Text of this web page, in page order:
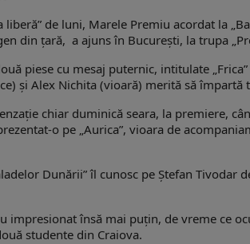
liberă” de luni, Marele Premiu acordat la
din ţară, a ajuns în Bucureşti, la trupa
piese cu mesaj puternic, intitulate
şi Alex Nichita (vioară) merită să împartă
chiar duminică seara, la premiere,
o pe „Aurica”, vioara de
Dunării” îl cunosc pe Ştefan Tivodar
impresionat însă mai puţin, de vreme ce
studente din Craiova.